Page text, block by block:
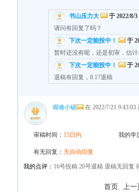
书山压力大
于 2022/8/
请问有回复了吗？
下次一定能投中！
于
暂时还没有呢，还是初审，估
下次一定能投中！
于
退稿有回复，8.17退稿
艰难小硕 在 2022/7/21
审稿时间： 15日内 我的学
有无回复： 无自动回复
我的点评： 16号投稿 20号退稿 退稿无回复
首页 上一